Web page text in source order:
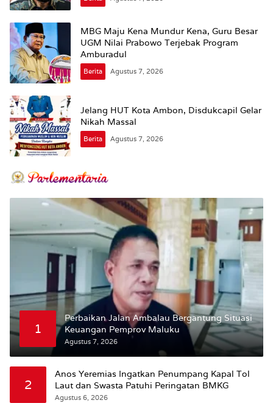
MBG Maju Kena Mundur Kena, Guru Besar
UGM Nilai Prabowo Terjebak Program
Amburadul
Berita Agustus 7, 2026
Jelang HUT Kota Ambon, Disdukcapil Gelar
Nikah Massal
Berita Agustus 7, 2026
1
Perbaikan Jalan Ambalau Bergantung Situasi
Keuangan Pemprov Maluku
Agustus 7, 2026
2
Anos Yeremias Ingatkan Penumpang Kapal Tol
Laut dan Swasta Patuhi Peringatan BMKG
Agustus 6, 2026